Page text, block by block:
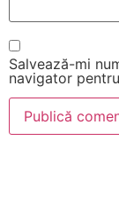
Salvează-mi
navigator